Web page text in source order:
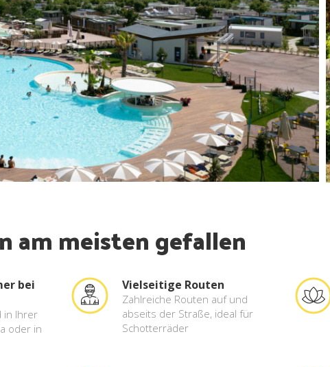
am meisten gefallen
bei
in Ihrer
oder in
Vielseitige Routen
Zahlreiche Routen auf und
abseits der Straße, ideal für
Schotterräder